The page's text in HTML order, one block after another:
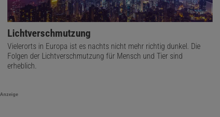
Lichtverschmutzung
Vielerorts in Europa ist es nachts nicht mehr richtig dunkel. Die
Folgen der Lichtverschmutzung für Mensch und Tier sind
erheblich.
Anzeige